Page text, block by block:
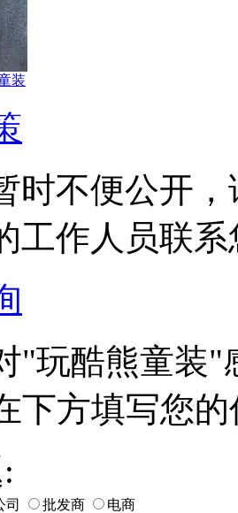
装
时不便公开
工作人员联
"玩酷熊童装"
下方填写您
司 批发商 电商